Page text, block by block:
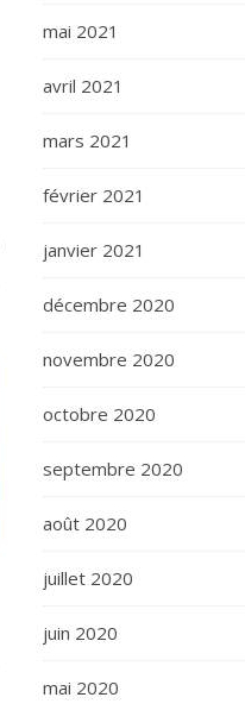
mai 2021
avril 2021
mars 2021
février 2021
janvier 2021
décembre 2020
novembre 2020
octobre 2020
septembre 2020
août 2020
juillet 2020
juin 2020
mai 2020